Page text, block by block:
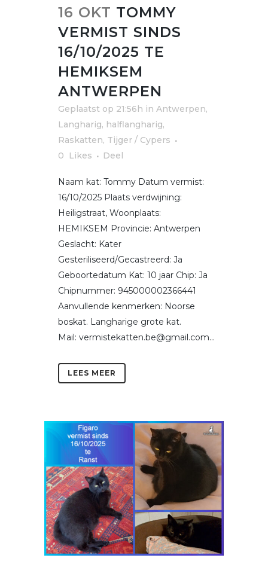
16 OKT TOMMY
VERMIST SINDS
16/10/2025 TE
HEMIKSEM
ANTWERPEN
Geplaatst op 21:56h in Antwerpen,
Langharig, halflangharig,
Raskatten, Tijger / Cypers
0
Likes Deel
Naam kat: Tommy Datum vermist:
16/10/2025 Plaats verdwijning:
Heiligstraat, Woonplaats:
HEMIKSEM Provincie: Antwerpen
Geslacht: Kater
Gesteriliseerd/Gecastreerd: Ja
Geboortedatum Kat: 10 jaar Chip: Ja
Chipnummer: 945000002366441
Aanvullende kenmerken: Noorse
boskat. Langharige grote kat.
Mail: vermistekatten.be@gmail.com...
LEES MEER